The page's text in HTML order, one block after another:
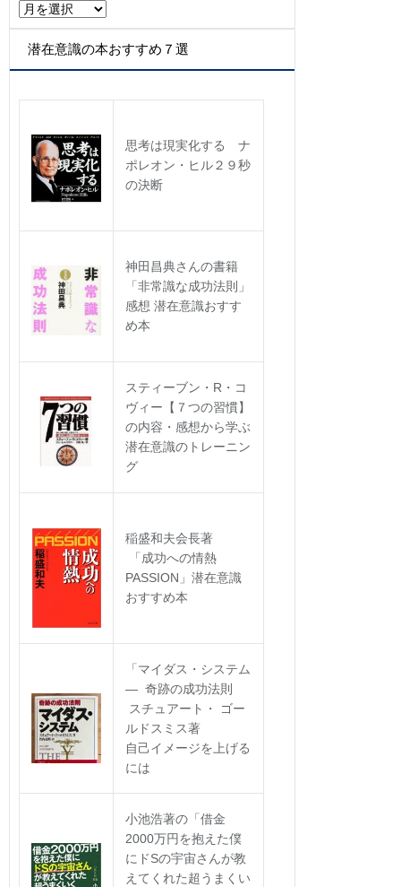
ア
ー
カ
イ
潜在意識の本おすすめ７選
思考は現実化する ナ
ポレオン・ヒル２９秒
の決断
神田昌典さんの書籍
「非常識な成功法則」
感想 潜在意識おすす
め本
スティーブン・R・コ
ヴィー【７つの習慣】
の内容・感想から学ぶ
潜在意識のトレーニン
グ
稲盛和夫会長著
「成功への情熱
PASSION」潜在意識
おすすめ本
「マイダス・システム
― 奇跡の成功法則
スチュアート・ ゴー
ルドスミス著
自己イメージを上げる
には
小池浩著の「借金
2000万円を抱えた僕
にドSの宇宙さんが教
えてくれた超うまくい